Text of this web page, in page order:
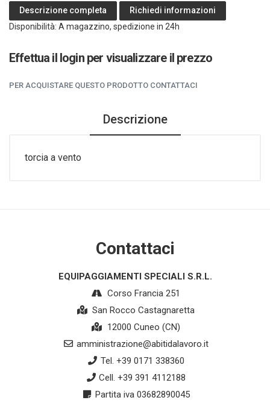
Descrizione completa
Richiedi informazioni
Disponibilità: A magazzino, spedizione in 24h
Effettua il login per visualizzare il prezzo
PER ACQUISTARE QUESTO PRODOTTO CONTATTACI
Descrizione
torcia a vento
Contattaci
EQUIPAGGIAMENTI SPECIALI S.R.L.
Corso Francia 251
San Rocco Castagnaretta
12000 Cuneo (CN)
amministrazione@abitidalavoro.it
Tel. +39 0171 338360
Cell. +39 391 4112188
Partita iva 03682890045